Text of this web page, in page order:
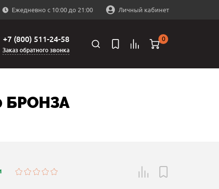
Ежедневно с 10:00 до 21:00 Личный кабинет
+7 (800) 511-24-58
Заказ обратного звонка
0
БРОНЗА